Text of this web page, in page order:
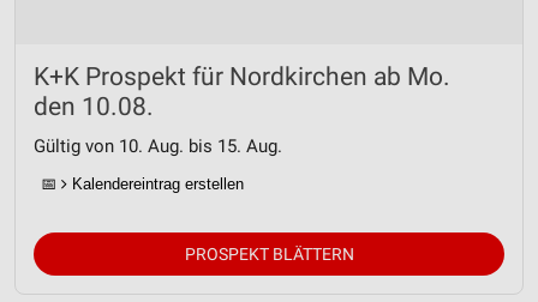
K+K Prospekt für Nordkirchen ab Mo.
den 10.08.
Gültig von 10. Aug. bis 15. Aug.
📅 Kalendereintrag erstellen
PROSPEKT BLÄTTERN